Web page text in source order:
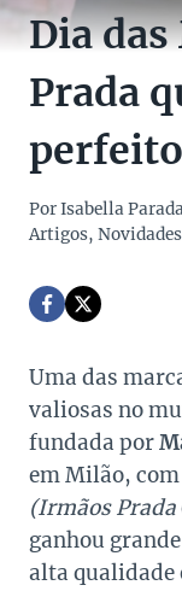
Dia das
Prada
PorIsabella
Artigos, Novidades
Uma das
valiosas no
fundada por
em Milão, com
(Irmãos Prada
ganhou
alta qualidade